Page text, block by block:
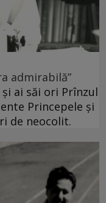
admirabilă”
ai săi ori Prînzul
Princepele și
de neocolit.